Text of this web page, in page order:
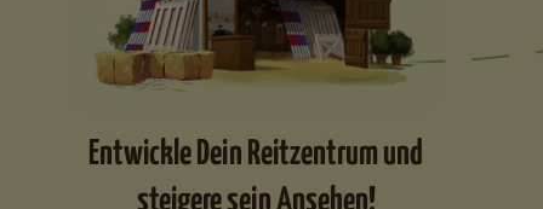
Entwickle Dein Reitzentrum und
steigere sein Ansehen!